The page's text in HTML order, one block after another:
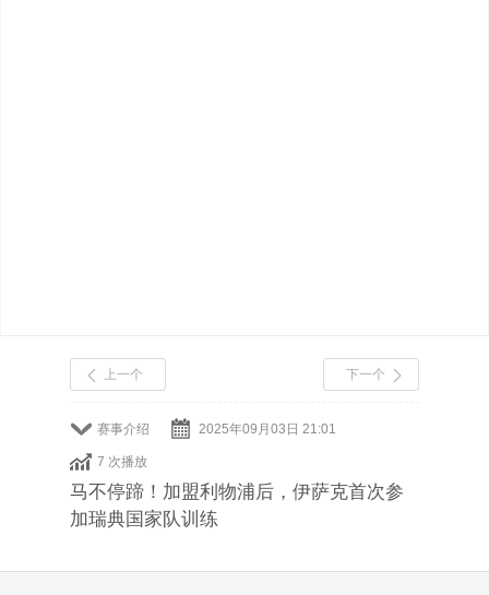
赛事介绍 2025年09月03日 21:01
7 次播放
上一个 下一个
马不停蹄！加盟利物浦后，伊萨克首次参
加瑞典国家队训练